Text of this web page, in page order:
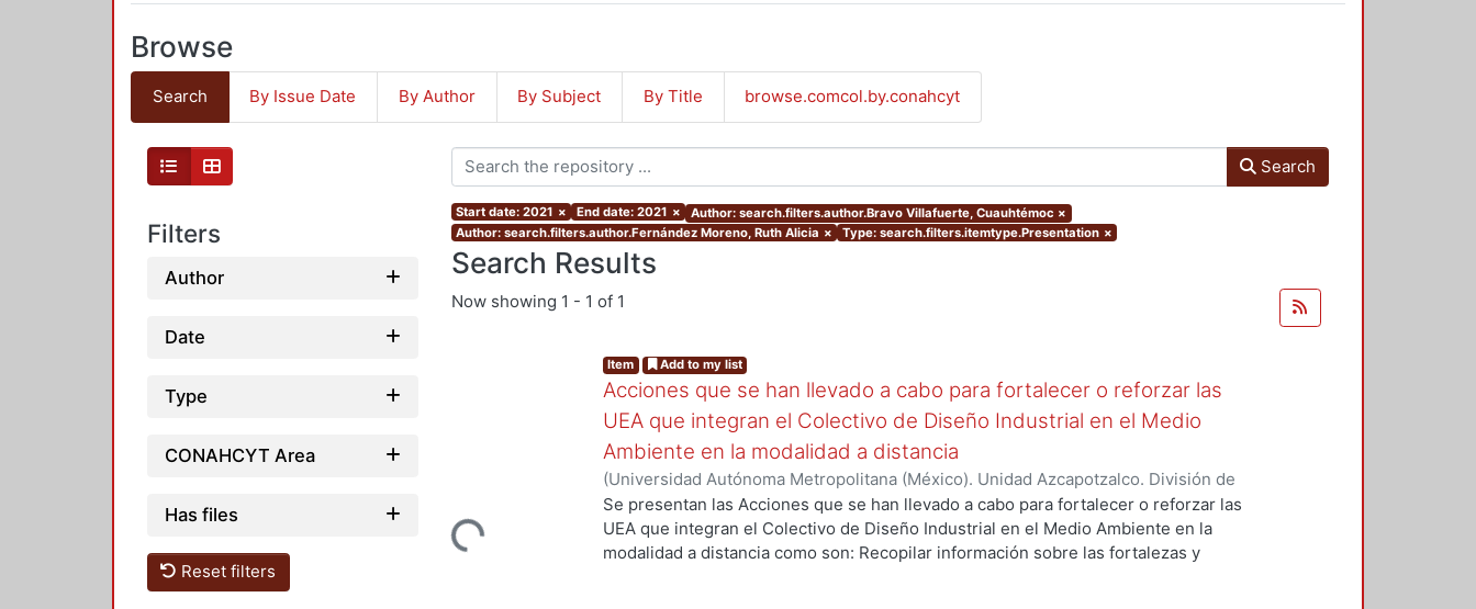
Browse
Search By Issue Date By Author By Subject By Title browse.comcol.by.conahcyt
Filters
Author
Date
Type
CONAHCYT Area
Has files
Reset filters
Search
Start date: 2021 × End date: 2021 × Author: search.filters.author.Bravo Villafuerte, Cuauhtémoc ×
Author: search.filters.author.Fernández Moreno, Ruth Alicia × Type: search.filters.itemtype.Presentation ×
Search Results
Now showing 1 - 1 of 1
Loading...
Item Add to my list
Acciones que se han llevado a cabo para fortalecer o reforzar las
UEA que integran el Colectivo de Diseño Industrial en el Medio
Ambiente en la modalidad a distancia
(Universidad Autónoma Metropolitana (México). Unidad Azcapotzalco. División de
Ciencias y Artes para el Diseño. Departamento de Medio Ambiente para el Diseño.
2021-03)Aguilar Montoya, Georgina;Ando Ashijara, Luis Yoshiaki;Fernández
Moreno, Ruth Alicia;García González, Areli ;Jiménez Seade, Haydeé Alejandra
Se presentan las Acciones que se han llevado a cabo para fortalecer o reforzar las
UEA que integran el Colectivo de Diseño Industrial en el Medio Ambiente en la
modalidad a distancia como son: Recopilar información sobre las fortalezas y